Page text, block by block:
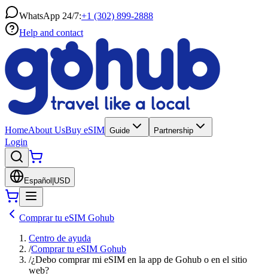
WhatsApp 24/7:+1 (302) 899-2888
Help and contact
HomeAbout UsBuy eSIM Guide Partnership
Login
Español USD
Comprar tu eSIM Gohub
Centro de ayuda
/Comprar tu eSIM Gohub
/¿Debo comprar mi eSIM en la app de Gohub o en el sitio
web?